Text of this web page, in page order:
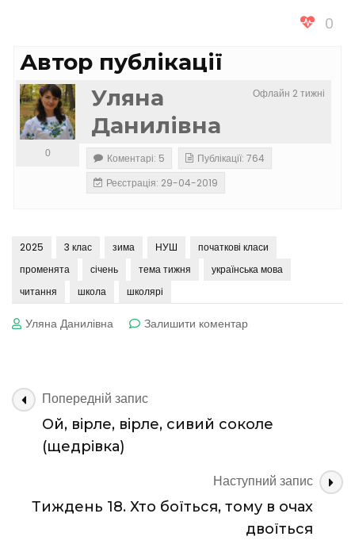
0
Автор публікації
Офлайн 2 тижні
Уляна
Данилівна
0 Коментарі: 5
Публікації: 764
Реєстрація: 29-04-2019
2025 3 клас зима НУШ
початкові класи
променята
січень тема тижня
українська мова
читання
школа школярі
Уляна Данилівна Залишити коментардо
Навігація
по
запису
Попередній запис
Ой, вірле, вірле, сивий соколе
(щедрівка)
Наступний запис
Тиждень 18. Хто боїться, тому в очах
двоїться